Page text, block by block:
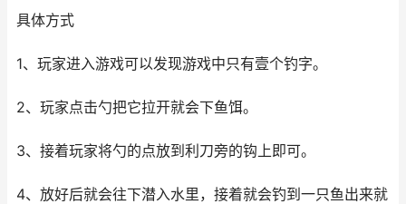
具体方式
1、玩家进入游戏可以发现游戏中只有壹个钓字。
2、玩家点击勺把它拉开就会下鱼饵。
3、接着玩家将勺的点放到利刀旁的钩上即可。
4、放好后就会往下潜入水里，接着就会钓到一只鱼出来就